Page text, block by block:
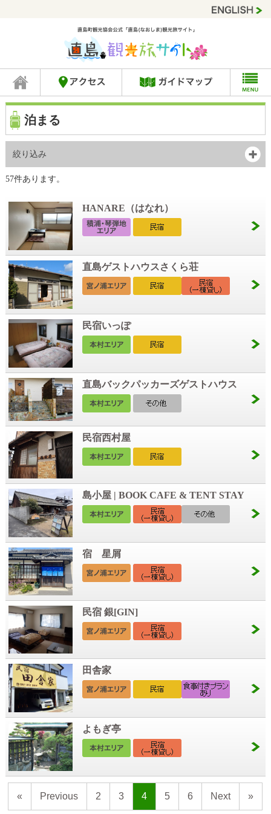
泊まる
絞り込み
57件あります。
HANARE（はなれ）
直島ゲストハウスさくら荘
民宿いっぽ
直島バックパッカーズゲストハウス
民宿西村屋
島小屋 | BOOK CAFE & TENT STAY
宿 星屑
民宿 銀[GIN]
田舎家
よもぎ亭
« Previous 2 3 4 5 6 Next »